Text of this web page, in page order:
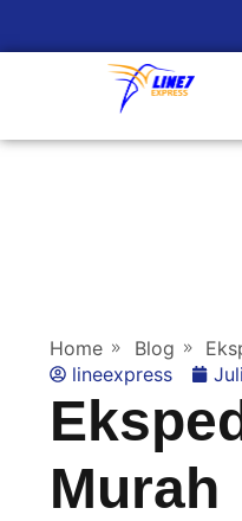
Home Blog
lineexpress
Murah